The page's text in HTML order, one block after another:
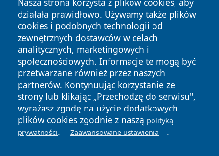
Nasza strona korzysta z plików cookies, aby
działała prawidłowo. Używamy także plików
cookies i podobnych technologii od
zewnętrznych dostawców w celach
analitycznych, marketingowych i
społecznościowych. Informacje te mogą być
przetwarzane również przez naszych
partnerów. Kontynuując korzystanie ze
strony lub klikając „Przechodzę do serwisu",
wyrażasz zgodę na użycie dodatkowych
plików cookies zgodnie z naszą polityką
prywatności. Zaawansowane ustawienia .
Copyright © 2026 echolegnica.pl Wszystkie prawa
zastrzeżone.
Autorzy
Polityka
Prywatności
Polityka
Cookies